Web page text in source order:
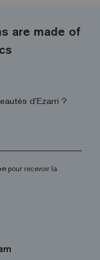
are made of
d’Ezarri ?
pour recevoir la